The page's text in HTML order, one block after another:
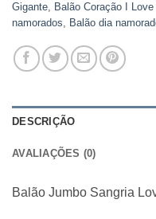
Gigante, Balão Coração I Love
namorados, Balão dia
DESCRIÇÃO
AVALIAÇÕES (0)
Balão Jumbo Sangria